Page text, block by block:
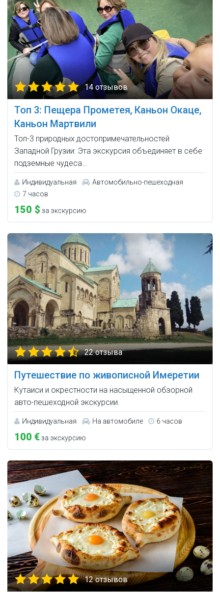
14 отзывов
Топ 3: Пещера Прометея, Каньон Окаце,
Каньон Мартвили
Топ-3 природных достопримечательностей
Западной Грузии: Эта экскурсия объединяет в себе
подземные чудеса…
Индивидуальная
Автомобильно-пешеходная
7 часов
150 $ за экскурсию
22 отзыва
Путешествие по живописной Имеретии
Кутаиси и окрестности на насыщенной обзорной
авто-пешеходной экскурсии.
Индивидуальная На автомобиле 6 часов
100 €за экскурсию
12 отзывов